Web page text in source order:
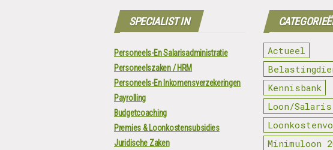
SPECIALIST IN
Personeels-En Salarisadministratie
Personeelszaken / HRM
Personeels-En Inkomensverzekeringen
Payrolling
Budgetcoaching
Premies & Loonkostensubsidies
Juridische Zaken
Actueel
Kennisbank
Loon/Salaris
Minimuloon